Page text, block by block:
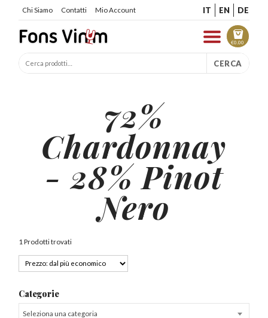
Chi Siamo Contatti Mio Account IT EN DE
€0.00
CERCA
72%
Chardonnay
- 28% Pinot
Nero
1 Prodotti trovati
Categorie
Seleziona una categoria